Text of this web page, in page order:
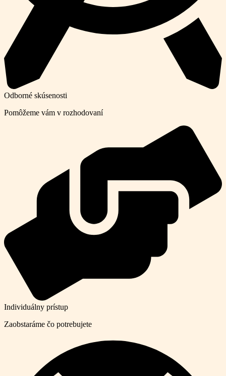
Odborné skúsenosti
Pomôžeme vám v rozhodovaní
Individuálny prístup
Zaobstaráme čo potrebujete